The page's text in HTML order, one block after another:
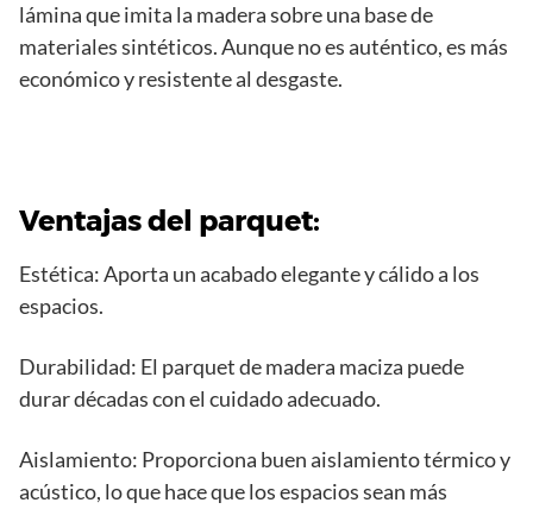
lámina que imita la madera sobre una base de
materiales sintéticos. Aunque no es auténtico, es más
económico y resistente al desgaste.
Ventajas del parquet:
Estética: Aporta un acabado elegante y cálido a los
espacios.
Durabilidad: El parquet de madera maciza puede
durar décadas con el cuidado adecuado.
Aislamiento: Proporciona buen aislamiento térmico y
acústico, lo que hace que los espacios sean más